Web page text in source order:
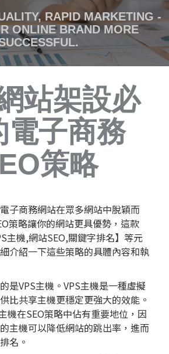
RAPID MARKETING -
ONLINE BRAND MORE
站架設必
電子商務
策略
子商務網站在眾多網站中脫穎而
策略讓你的網站更具優勢，這款
主機,網站SEO,關鍵字排名】等元
介紹一下這些策略的具體內容和執
是VPS主機。VPS主機是一種虛擬
比共享主機更穩定更強大的效能。
機在SEO策略中佔有重要地位，因
主機可以降低網站的跳出率，進而
名。